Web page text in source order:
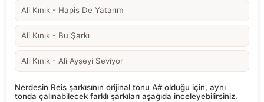
Ali Kınık - Hapis De Yatarım
Ali Kınık - Bu Şarkı
Ali Kınık - Ali Ayşeyi Seviyor
Nerdesin Reis şarkısının orijinal tonu A# olduğu için, aynı
tonda çalınabilecek farklı şarkıları aşağıda inceleyebilirsiniz.